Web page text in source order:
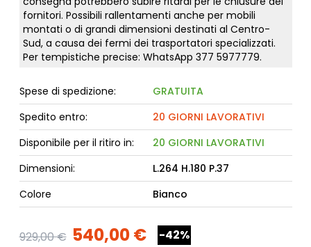
fornitori. Possibili rallentamenti anche per mobili
montati o di grandi dimensioni destinati al Centro-
Sud, a causa dei fermi dei trasportatori specializzati.
Per tempistiche precise: WhatsApp 377 5977779.
Spese di spedizione:
GRATUITA
Spedito entro:
20 GIORNI LAVORATIVI
Disponibile per il ritiro in:
20 GIORNI LAVORATIVI
Dimensioni:
L.264 H.180 P.37
Colore
Bianco
929,00 € 540,00 € -42%